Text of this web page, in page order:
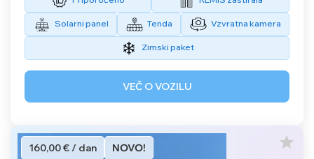
Solarni panel Tenda Vzvratna kamera
Zimski paket
VEČ O VOZILU
160,00 € / dan NOVO!